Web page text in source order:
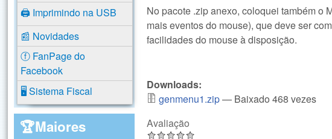
No pacote .zip anexo, coloquei também o
mais eventos do mouse), que deve ser
facilidades do mouse à disposição.
Downloads:
genmenu1.zip— Baixado 468 vezes
Avaliação
🖨️ Imprimindo na USB
📰 Novidades
ⓕ FanPage do
Facebook
🖥️ Sistema Fiscal
🏆Maiores